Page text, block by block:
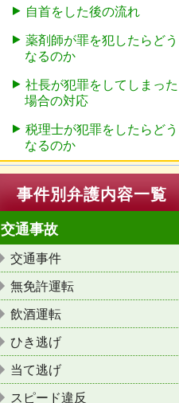
自首をした後の流れ
薬剤師が罪を犯したらどう
なるのか
社長が犯罪をしてしまった
場合の対応
税理士が犯罪をしたらどう
なるのか
事件別弁護内容一覧
交通事故
交通事件
無免許運転
飲酒運転
ひき逃げ
当て逃げ
スピード違反